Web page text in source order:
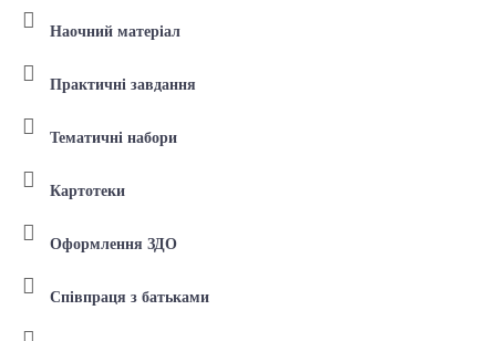
Наочний матеріал
Практичні завдання
Тематичні набори
Картотеки
Оформлення ЗДО
Співпраця з батьками